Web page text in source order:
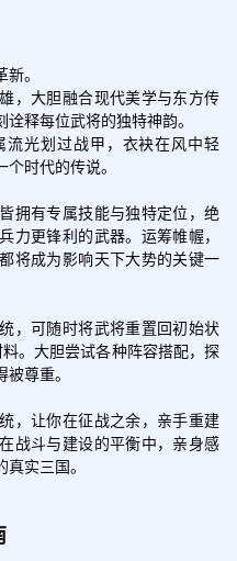
经验*10000
领取
领取
领取
。
，大胆融合现代美学与东方传
释每位武将的独特神韵。
光划过战甲，衣袂在风中轻
时代的传说。
拥有专属技能与独特定位，绝
力更锋利的武器。运筹帷幄，
将成为影响天下大势的关键一
，可随时将武将重置回初始状
。大胆尝试各种阵容搭配，探
尊重。
，让你在征战之余，亲手重建
战斗与建设的平衡中，亲身感
实三国。